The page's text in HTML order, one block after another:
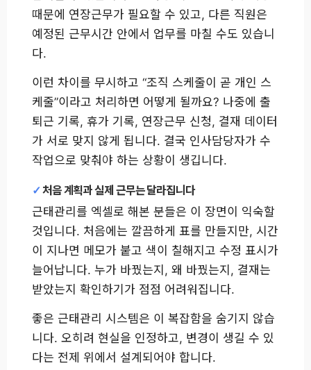
때문에 연장근무가 필요할 수 있고, 다른 직원은
예정된 근무시간 안에서 업무를 마칠 수도 있습니
다.
이런 차이를 무시하고 “조직 스케줄이 곧 개인 스
케줄”이라고 처리하면 어떻게 될까요? 나중에 출
퇴근 기록, 휴가 기록, 연장근무 신청, 결재 데이터
가 서로 맞지 않게 됩니다. 결국 인사담당자가 수
작업으로 맞춰야 하는 상황이 생깁니다.
처음 계획과 실제 근무는 달라집니다
근태관리를 엑셀로 해본 분들은 이 장면이 익숙할
것입니다. 처음에는 깔끔하게 표를 만들지만, 시간
이 지나면 메모가 붙고 색이 칠해지고 수정 표시가
늘어납니다. 누가 바꿨는지, 왜 바꿨는지, 결재는
받았는지 확인하기가 점점 어려워집니다.
좋은 근태관리 시스템은 이 복잡함을 숨기지 않습
니다. 오히려 현실을 인정하고, 변경이 생길 수 있
다는 전제 위에서 설계되어야 합니다.